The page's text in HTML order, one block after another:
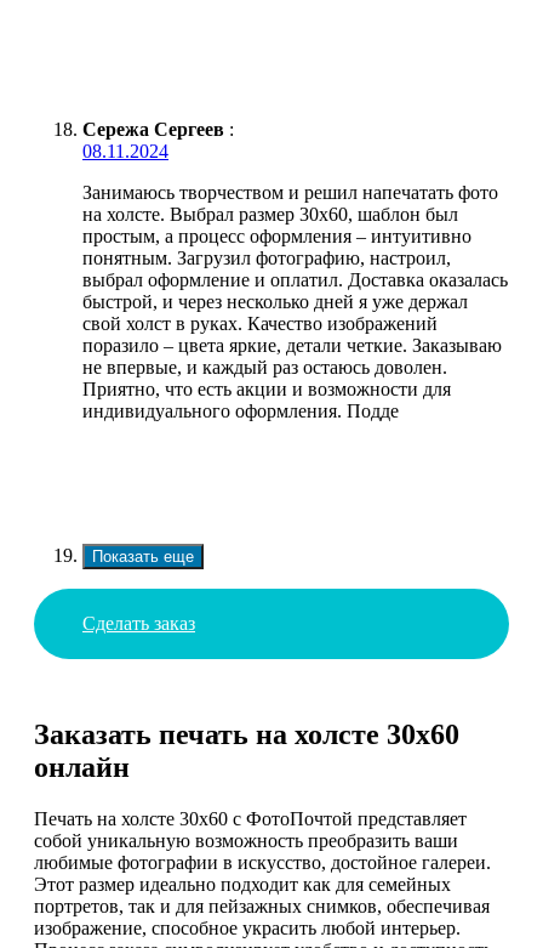
Сережа Сергеев :
08.11.2024
Занимаюсь творчеством и решил напечатать фото
на холсте. Выбрал размер 30х60, шаблон был
простым, а процесс оформления – интуитивно
понятным. Загрузил фотографию, настроил,
выбрал оформление и оплатил. Доставка оказалась
быстрой, и через несколько дней я уже держал
свой холст в руках. Качество изображений
поразило – цвета яркие, детали четкие. Заказываю
не впервые, и каждый раз остаюсь доволен.
Приятно, что есть акции и возможности для
индивидуального оформления. Подде
Показать еще
Сделать заказ
Заказать печать на холсте 30х60
онлайн
Печать на холсте 30х60 с ФотоПочтой представляет
собой уникальную возможность преобразить ваши
любимые фотографии в искусство, достойное галереи.
Этот размер идеально подходит как для семейных
портретов, так и для пейзажных снимков, обеспечивая
изображение, способное украсить любой интерьер.